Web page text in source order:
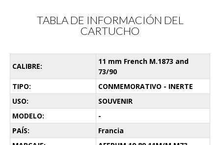
TABLA DE INFORMACIÓN DEL
CARTUCHO
CALIBRE:
11 mm French M.1873 and
73/90
TIPO:
CONMEMORATIVO - INERTE
USO:
SOUVENIR
MODELO:
-
PAÍS:
Francia